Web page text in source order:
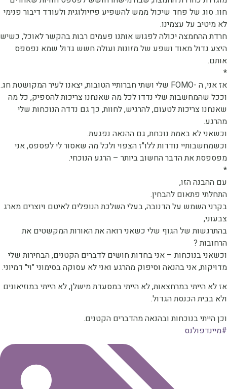
חוו. סוג של פחד שיכול ממש להשפיע פיזיולוגית ולעודד דיבור פנימי
לא מיטיב על עצמינו.
חרדת ההחמצה יכולה לפגוש אותנו פעמים רבות בהקשר לאוכל, כשיש
היצע גדול מאוד ושפע של מזונות ועולה חשש גדול שמא נפספס
אותם.
*
אז אני, ה -FOMO שלי ושתי חברותיי הטובות, יצאנו לעיר המקושטת חג.
וככל שהמחשבות שלי נדדו לכל מה שאנחנו צריכות להספיק, כל מה
שאנחנו צריכות לטעום, להרגיש, לחוות, כך גם נדדה הנוכחות שלי
מהרגע.
וכשאני לא באמת נוכחת, גם ההנאה נפגעת.
וכשמחשבותיי נודדות ללו"ז הצפוי ולכל מה שאסור לי לפספס, אני
מפספסת את הדבר החשוב ביותר – הרגע הנוכחי.
*
עם ההבנה הזו,
התחלתי פתאום להבחין.
בקרני השמש על הדנובה, בעלי השלכת הנופלים לאיטם ויוצרים מארג
צבעוני,
בהתרגשות של הגוף שלי כשאני רואה את האורות המקשטים את
הרחובות?
וכשאני בנוכחות – אני בחדות חושים לדברים הקטנים, הבחירות שלי
מדויקות, אני בהנאה וסיפוק מהרגע ואני לא עסוקה בסימוני "וי" דמיוני.
אז לא הייתי במרחצאות, לא הייתי במסעדת מישלן, לא הייתי במוזיאונים
ולא בבית הכנסת הגדול.
וכן הייתי בנוכחות ובהנאה מהדברים הקטנים.
#מיינדפולנס